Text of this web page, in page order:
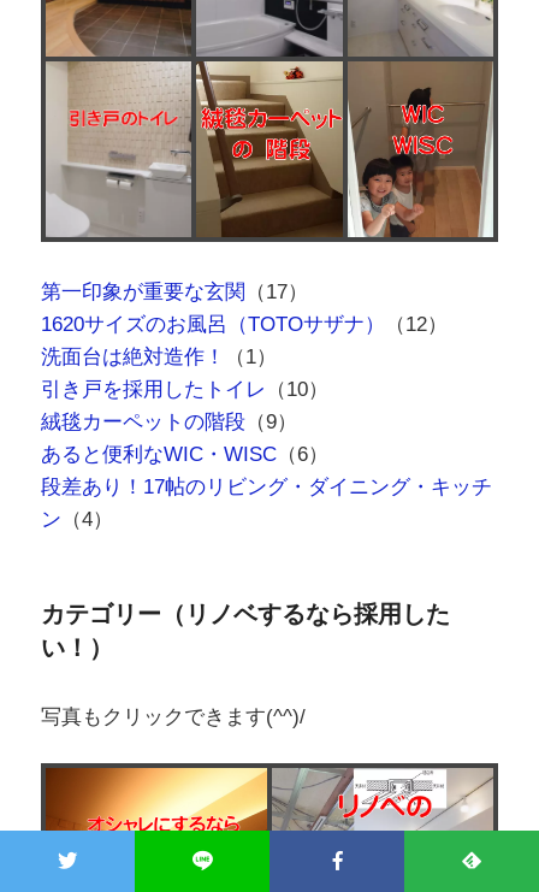
第一印象が重要な玄関 （17）
1620サイズのお風呂（TOTOサザナ）
（12）
洗面台は絶対造作！
（1）
引き戸を採用したトイレ （10）
絨毯カーペットの階段（9）
あると便利なWIC・WISC（6）
段差あり！17帖のリビング・ダイニング・キッチ
ン （4）
カテゴリー（リノベするなら採用した
い！）
写真もクリックできます(^^)/